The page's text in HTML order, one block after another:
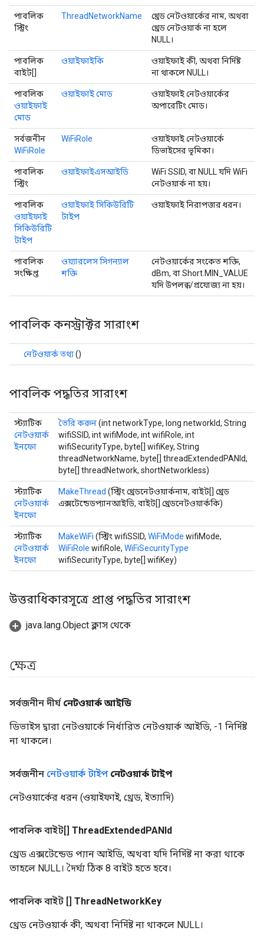
পাবলিক
স্ট্রিং
ThreadNetworkName
থ্রেড নেটওয়ার্কের নাম, অথবা
থ্রেড নেটওয়ার্ক না হলে
NULL।
পাবলিক
বাইট[]
ওয়াইফাইকি
ওয়াইফাই কী, অথবা নির্দিষ্ট
না থাকলে NULL।
পাবলিক
ওয়াইফাই
মোড
ওয়াইফাই মোড
ওয়াইফাই নেটওয়ার্কের
অপারেটিং মোড।
সর্বজনীন
WiFiRole
WiFiRole
ওয়াইফাই নেটওয়ার্কে
ডিভাইসের ভূমিকা।
পাবলিক
স্ট্রিং
ওয়াইফাইএসআইডি
WiFi SSID, বা NULL যদি WiFi
নেটওয়ার্ক না হয়।
পাবলিক
ওয়াইফাই
সিকিউরিটি
টাইপ
ওয়াইফাই সিকিউরিটি
টাইপ
ওয়াইফাই নিরাপত্তার ধরন।
পাবলিক
সংক্ষিপ্ত
ওয়্যারলেস সিগন্যাল
শক্তি
নেটওয়ার্কের সংকেত শক্তি,
dBm, বা Short.MIN_VALUE
যদি উপলব্ধ/প্রযোজ্য না হয়।
পাবলিক কনস্ট্রাক্টর সারাংশ
নেটওয়ার্ক তথ্য()
পাবলিক পদ্ধতির সারাংশ
স্ট্যাটিক
নেটওয়ার্ক
ইনফো
তৈরি করুন(int networkType, long networkId, String
wifiSSID, int wifiMode, int wifiRole, int
wifiSecurityType, byte[] wifiKey, String
threadNetworkName, byte[] threadExtendedPANId,
byte[] threadNetwork, shortNetworkless)
স্ট্যাটিক
নেটওয়ার্ক
ইনফো
MakeThread (স্ট্রিং থ্রেডনেটওয়ার্কনাম, বাইট[] থ্রেড
এক্সটেন্ডেডপ্যানআইডি, বাইট[] থ্রেডনেটওয়ার্ককি)
স্ট্যাটিক
নেটওয়ার্ক
ইনফো
MakeWiFi (স্ট্রিং wifiSSID, WiFiMode wifiMode,
WiFiRole wifiRole, WiFiSecurityType
wifiSecurityType, byte[] wifiKey)
উত্তরাধিকারসূত্রে প্রাপ্ত পদ্ধতির সারাংশ
java.lang.Object ক্লাস থেকে
ক্ষেত্র
সর্বজনীন দীর্ঘ নেটওয়ার্ক আইডি
ডিভাইস দ্বারা নেটওয়ার্কে নির্ধারিত নেটওয়ার্ক আইডি, -1 নির্দিষ্ট
না থাকলে।
সর্বজনীন নেটওয়ার্ক টাইপ নেটওয়ার্ক টাইপ
নেটওয়ার্কের ধরন (ওয়াইফাই, থ্রেড, ইত্যাদি)
পাবলিক বাইট[] ThreadExtendedPANId
থ্রেড এক্সটেন্ডেড প্যান আইডি, অথবা যদি নির্দিষ্ট না করা থাকে
তাহলে NULL। দৈর্ঘ্য ঠিক 8 বাইট হতে হবে।
পাবলিক বাইট [] ThreadNetworkKey
থ্রেড নেটওয়ার্ক কী, অথবা নির্দিষ্ট না থাকলে NULL।